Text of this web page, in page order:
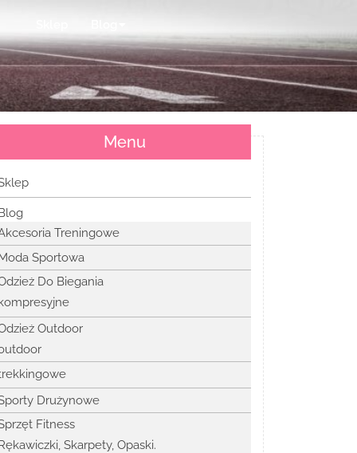
Menu
Treningowe
Sportowa
Do Biegania
Outdoor
Drużynowe
Fitness
Skarpety, Opaski.